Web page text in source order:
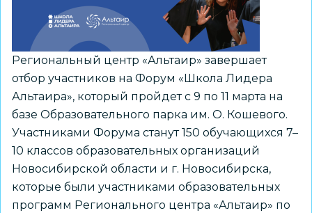
Региональный центр «Альтаир» завершает
отбор участников на Форум «Школа Лидера
Альтаира», который пройдет с 9 по 11 марта на
базе Образовательного парка им. О. Кошевого.
Участниками Форума станут 150 обучающихся 7–
10 классов образовательных организаций
Новосибирской области и г. Новосибирска,
которые были участниками образовательных
программ Регионального центра «Альтаир» по